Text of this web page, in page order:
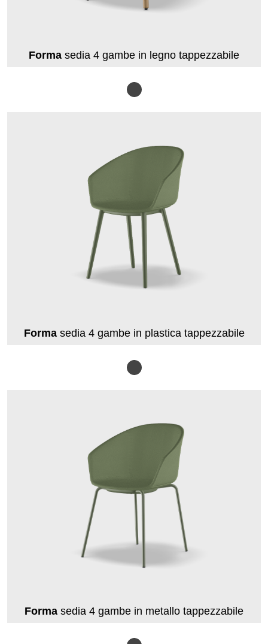
Forma sedia 4 gambe in legno tappezzabile
Formasedia 4 gambe in plastica tappezzabile
Forma sedia 4 gambe in metallo tappezzabile